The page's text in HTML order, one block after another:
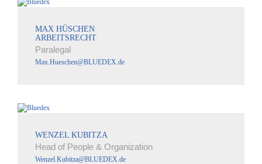
MAX HÜSCHEN
ARBEITSRECHT
Paralegal
Max.Hueschen@BLUEDEX.de
WENZEL KUBITZA
Head of People & Organization
Wenzel.Kubitza@BLUEDEX.de